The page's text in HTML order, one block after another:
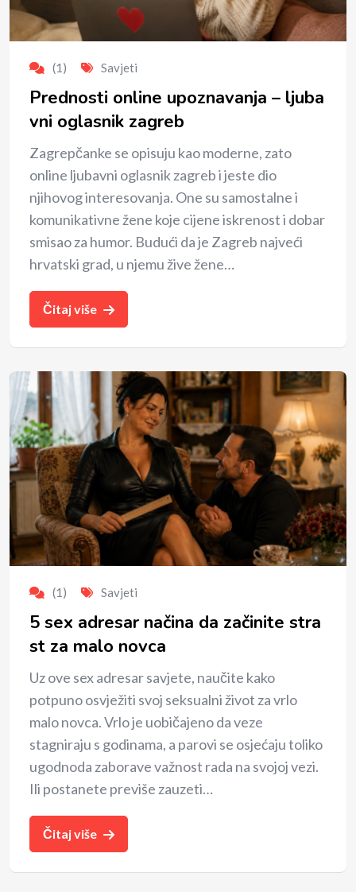
(1) Savjeti
Prednosti online upoznavanja – ljuba
vni oglasnik zagreb
Zagrepčanke se opisuju kao moderne, zato
online ljubavni oglasnik zagreb i jeste dio
njihovog interesovanja. One su samostalne i
komunikativne žene koje cijene iskrenost i dobar
smisao za humor. Budući da je Zagreb najveći
hrvatski grad, u njemu žive žene…
Čitaj više
(1) Savjeti
5 sex adresar načina da začinite stra
st za malo novca
Uz ove sex adresar savjete, naučite kako
potpuno osvježiti svoj seksualni život za vrlo
malo novca. Vrlo je uobičajeno da veze
stagniraju s godinama, a parovi se osjećaju toliko
ugodnoda zaborave važnost rada na svojoj vezi.
Ili postanete previše zauzeti…
Čitaj više